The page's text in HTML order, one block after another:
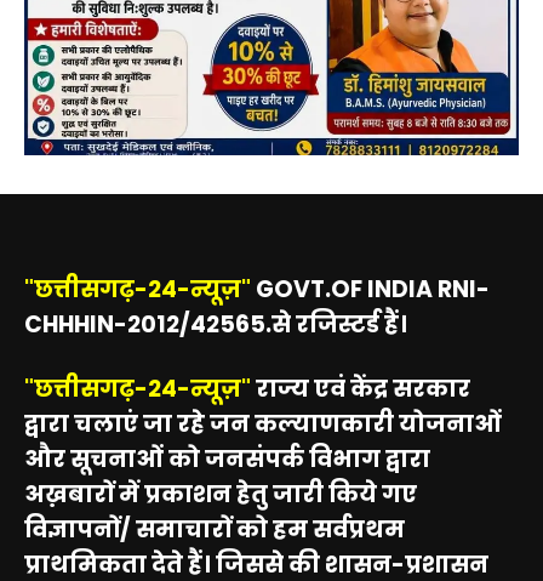
"छत्तीसगढ़-24-न्यूज़" GOVT.OF INDIA RNI-
CHHHIN-2012/42565.से रजिस्टर्ड हैं।
"छत्तीसगढ़-24-न्यूज़"राज्य एवं केंद्र सरकार
द्वारा चलाएं जा रहे जन कल्याणकारी योजनाओं
और सूचनाओं को जनसंपर्क विभाग द्वारा
अख़बारों में प्रकाशन हेतु जारी किये गए
विज्ञापनों/ समाचारों को हम सर्वप्रथम
प्राथमिकता देते हैं। जिससे की शासन-प्रशासन